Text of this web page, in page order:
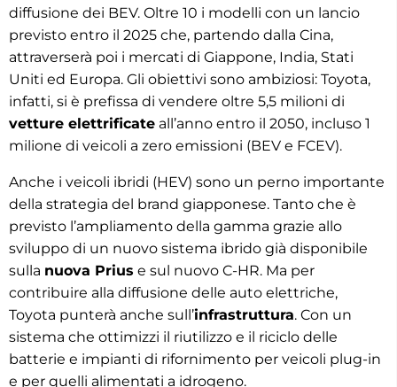
diffusione dei BEV. Oltre 10 i modelli con un lancio
previsto entro il 2025 che, partendo dalla Cina,
attraverserà poi i mercati di Giappone, India, Stati
Uniti ed Europa. Gli obiettivi sono ambiziosi: Toyota,
infatti, si è prefissa di vendere oltre 5,5 milioni di
vetture elettrificate all’anno entro il 2050, incluso 1
milione di veicoli a zero emissioni (BEV e FCEV).
Anche i veicoli ibridi (HEV) sono un perno importante
della strategia del brand giapponese. Tanto che è
previsto l’ampliamento della gamma grazie allo
sviluppo di un nuovo sistema ibrido già disponibile
sulla nuova Prius e sul nuovo C-HR. Ma per
contribuire alla diffusione delle auto elettriche,
Toyota punterà anche sull’infrastruttura. Con un
sistema che ottimizzi il riutilizzo e il riciclo delle
batterie e impianti di rifornimento per veicoli plug-in
e per quelli alimentati a idrogeno.